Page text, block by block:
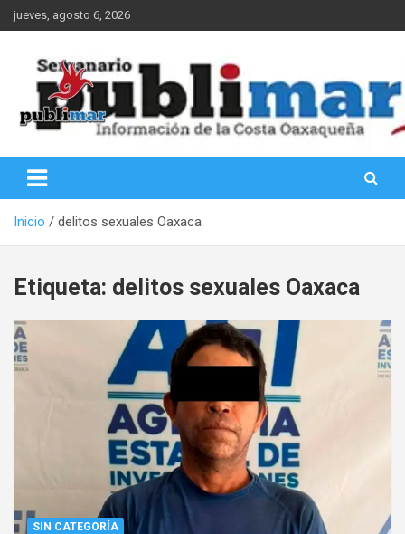
Saltar
al
jueves, agosto 6, 2026
PubliMar
Inicio delitos sexuales Oaxaca
Etiqueta: delitos sexuales Oaxaca
SIN CATEGORÍA